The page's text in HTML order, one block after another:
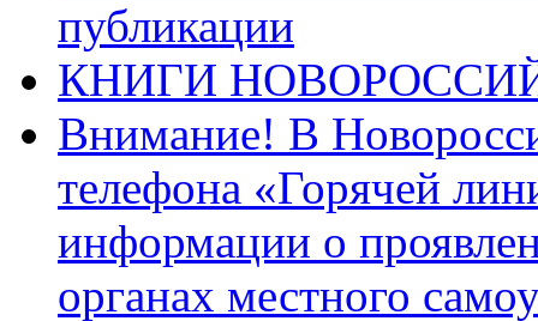
публикации
КНИГИ
Внимание! В
телефона «Горячей
информации о
органах местного